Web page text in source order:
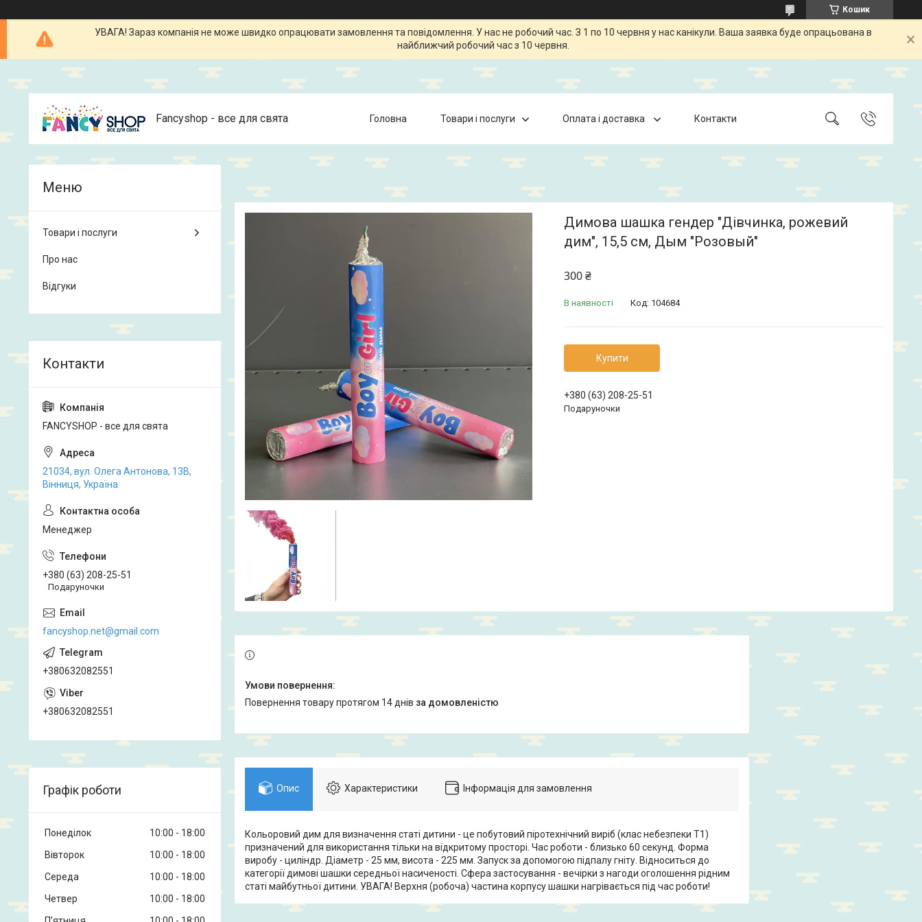
Кошик
УВАГА! Зараз компанія не може швидко опрацювати замовлення та повідомлення. У нас не робочий час. З 1 по 10 червня у нас канікули. Ваша заявка буде опрацьована в
найближчий робочий час з 10 червня.
Fancyshop - все для свята Головна Товари і послуги Оплата і доставка Контакти
Димова шашка гендер "Дівчинка, рожевий
дим", 15,5 см, Дым "Розовый"
300 ₴
В наявності Код: 104684
Купити
+380 (63) 208-25-51
Подаруночки
повернення товару протягом 14 днів за домовленістю
Опис Характеристики Інформація для замовлення
Кольоровий дим для визначення статі дитини - це побутовий піротехнічний виріб (клас небезпеки Т1)
призначений для використання тільки на відкритому просторі. Час роботи - близько 60 секунд. Форма
виробу - циліндр. Діаметр - 25 мм, висота - 225 мм. Запуск за допомогою підпалу гніту. Відноситься до
категорії димові шашки середньої насиченості. Сфера застосування - вечірки з нагоди оголошення рідним
статі майбутньої дитини. УВАГА! Верхня (робоча) частина корпусу шашки нагрівається під час роботи!
Товари і послуги
Про нас
Відгуки
FANCYSHOP - все для свята
21034, вул. Олега Антонова, 13В,
Вінниця, Україна
Менеджер
+380 (63) 208-25-51
Подаруночки
fancyshop.net@gmail.com
+380632082551
+380632082551
Графік роботи
Понеділок 10:00
18:00
Вівторок
10:00
18:00
Середа
10:00
18:00
Четвер
10:00
18:00